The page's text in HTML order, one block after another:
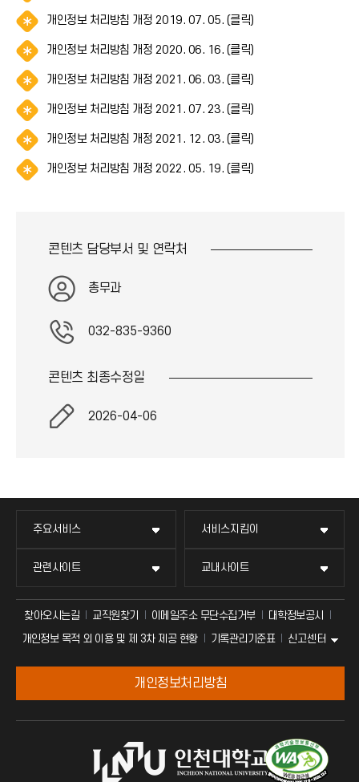
)이
)
아
이
)
(
아
이
)
개인정보 처리방침 개정 2019. 07. 05. (클릭)알
(
아
이
)
개인정보 처리방침 개정 2020. 06. 16. (클릭)알
(
아
이
)
개인정보 처리방침 개정 2021. 06. 03. (클릭)알
(
아
이
개인정보 처리방침 개정 2021. 07. 23. (클릭)알
(
아
개인정보 처리방침 개정 2021. 12. 03. (클릭)알
(
개인정보 처리방침 개정 2022. 05. 19. (클릭)알
이
콘텐츠 담당부서 및 연락처
총무과
032-835-9360
콘텐츠 최종수정일
2026-04-06
주요서비스 서비스지킴이
관련사이트 교내사이트
찾아오시는길 교직원찾기 이메일주소 무단수집거부
대학정보공시
개인정보 목적 외 이용 및 제 3차 제공 현황
기록관리기준표 신고센터
개인정보처리방침